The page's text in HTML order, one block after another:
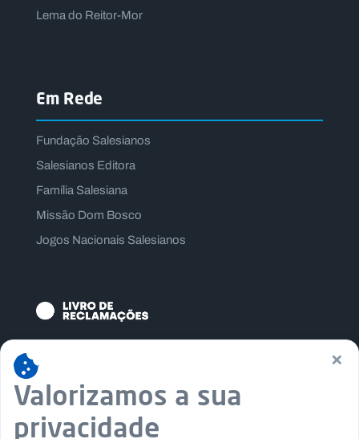
Lema do Reitor-Mor
Em Rede
Fundação Salesianos
Salesianos Editora
Família Salesiana
Missão Dom Bosco
Jogos Nacionais Salesianos
×
Valorizamos a sua
privacidade